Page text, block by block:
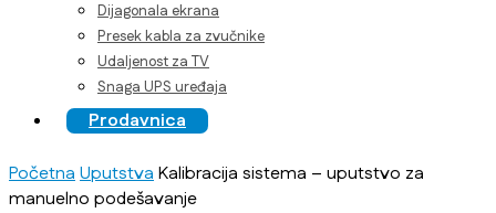
Dijagonala ekrana
Presek kabla za zvučnike
Udaljenost za TV
Snaga UPS uređaja
Prodavnica
PočetnaUputstvaKalibracija sistema – uputstvo za
manuelno podešavanje